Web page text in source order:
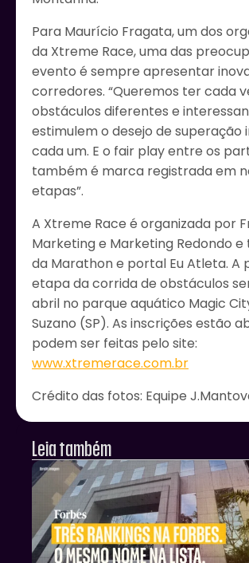
Para Maurício Fragata, um dos
da Xtreme Race, uma das
evento é sempre apresentar
corredores. “Queremos ter cada
obstáculos diferentes e
estimulem o desejo de superação
cada um. E o fair play entre os
também é marca registrada em
etapas”.
A Xtreme Race é organizada por
Marketing e Marketing Redondo
da Marathon e portal Eu Atleta. A
etapa da corrida de obstáculos
abril no parque aquático Magic
Suzano (SP). As inscrições estão
podem ser feitas pelo site:
www.xtremerace.com.br
Crédito das fotos: Equipe
Leia também